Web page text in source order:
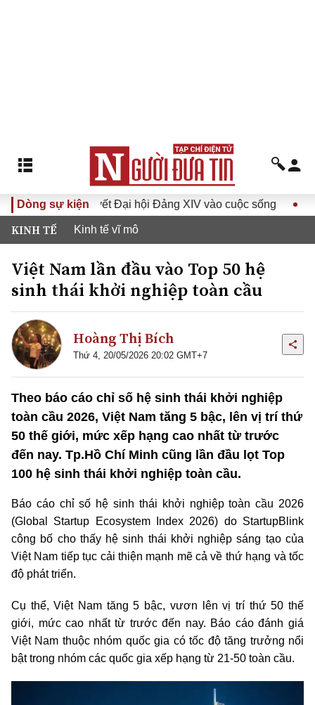
Dòng sự kiện
Nghị quyết Đại hội Đảng XIV vào cuộc sống Hướng
KINH TẾ Kinh tế vĩ mô
Việt Nam lần đầu vào Top 50 hệ
sinh thái khởi nghiệp toàn cầu
Hoàng Thị Bích
Thứ 4, 20/05/2026 20:02 GMT+7
Theo báo cáo chỉ số hệ sinh thái khởi nghiệp
toàn cầu 2026, Việt Nam tăng 5 bậc, lên vị trí thứ
50 thế giới, mức xếp hạng cao nhất từ trước
đến nay. Tp.Hồ Chí Minh cũng lần đầu lọt Top
100 hệ sinh thái khởi nghiệp toàn cầu.
Báo cáo chỉ số hệ sinh thái khởi nghiệp toàn cầu 2026
(Global Startup Ecosystem Index 2026) do StartupBlink
công bố cho thấy hệ sinh thái khởi nghiệp sáng tạo của
Việt Nam tiếp tục cải thiện mạnh mẽ cả về thứ hạng và tốc
độ phát triển.
Cụ thể, Việt Nam tăng 5 bậc, vươn lên vị trí thứ 50 thế
giới, mức cao nhất từ trước đến nay. Báo cáo đánh giá
Việt Nam thuộc nhóm quốc gia có tốc độ tăng trưởng nổi
bật trong nhóm các quốc gia xếp hạng từ 21-50 toàn cầu.